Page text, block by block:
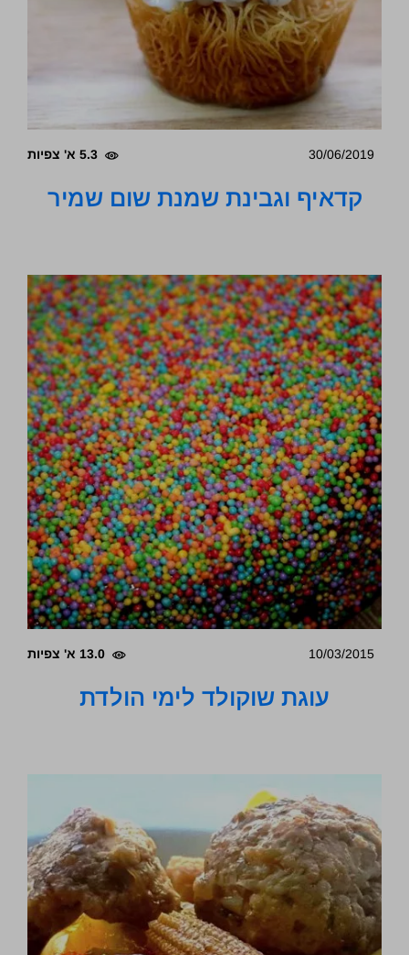
30/06/2019 5.3 א' צפיות
קדאיף וגבינת שמנת שום שמיר
10/03/2015 13.0 א' צפיות
עוגת שוקולד לימי הולדת